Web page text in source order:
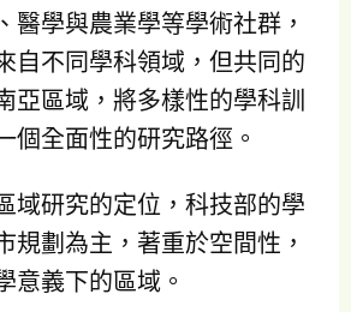
醫學與農業學等學術社群，
自不同學科領域，但共同的
亞區域，將多樣性的學科訓
個全面性的研究路徑。
域研究的定位，科技部的學
規劃為主，著重於空間性，
意義下的區域。